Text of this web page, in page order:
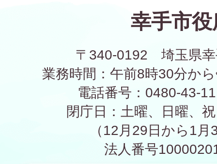
幸手市役
〒340-0192 埼玉県幸
業務時間：午前8時30分か
電話番号：0480-43-
閉庁日：土曜、日曜、
（12月29日から1
法人番号